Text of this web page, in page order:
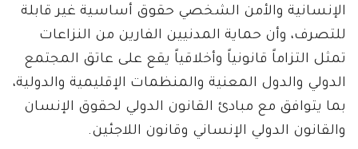
الإنسانية والأمن الشخصي حقوق أساسية غير قابلة
للتصرف، وأن حماية المدنيين الفارين من النزاعات
تمثل التزاماً قانونياً وأخلاقياً يقع على عاتق المجتمع
الدولي والدول المعنية والمنظمات الإقليمية والدولية،
بما يتوافق مع مبادئ القانون الدولي لحقوق الإنسان
والقانون الدولي الإنساني وقانون اللاجئين.